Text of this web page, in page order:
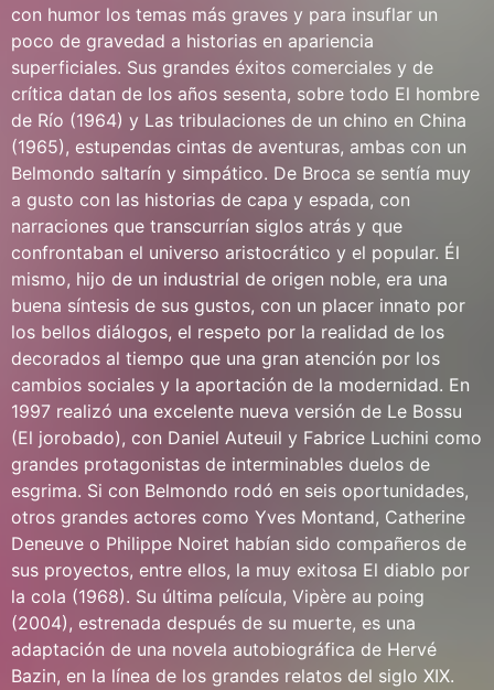
con humor los temas más graves y para insuflar un
poco de gravedad a historias en apariencia
superficiales. Sus grandes éxitos comerciales y de
crítica datan de los años sesenta, sobre todo El hombre
de Río (1964) y Las tribulaciones de un chino en China
(1965), estupendas cintas de aventuras, ambas con un
Belmondo saltarín y simpático. De Broca se sentía muy
a gusto con las historias de capa y espada, con
narraciones que transcurrían siglos atrás y que
confrontaban el universo aristocrático y el popular. Él
mismo, hijo de un industrial de origen noble, era una
buena síntesis de sus gustos, con un placer innato por
los bellos diálogos, el respeto por la realidad de los
decorados al tiempo que una gran atención por los
cambios sociales y la aportación de la modernidad. En
1997 realizó una excelente nueva versión de Le Bossu
(El jorobado), con Daniel Auteuil y Fabrice Luchini como
grandes protagonistas de interminables duelos de
esgrima. Si con Belmondo rodó en seis oportunidades,
otros grandes actores como Yves Montand, Catherine
Deneuve o Philippe Noiret habían sido compañeros de
sus proyectos, entre ellos, la muy exitosa El diablo por
la cola (1968). Su última película, Vipère au poing
(2004), estrenada después de su muerte, es una
adaptación de una novela autobiográfica de Hervé
Bazin, en la línea de los grandes relatos del siglo XIX.